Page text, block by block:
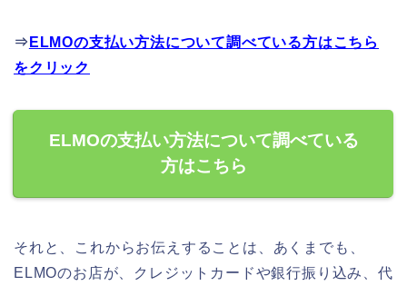
⇒ ELMOの支払い方法について調べている方はこちら
をクリック
ELMOの支払い方法について調べている
方はこちら
それと、これからお伝えすることは、あくまでも、
ELMOのお店が、クレジットカードや銀行振り込み、代